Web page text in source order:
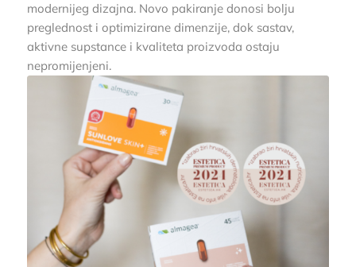
modernijeg dizajna. Novo pakiranje donosi bolju
preglednost i optimizirane dimenzije, dok sastav,
aktivne supstance i kvaliteta proizvoda ostaju
nepromijenjeni.